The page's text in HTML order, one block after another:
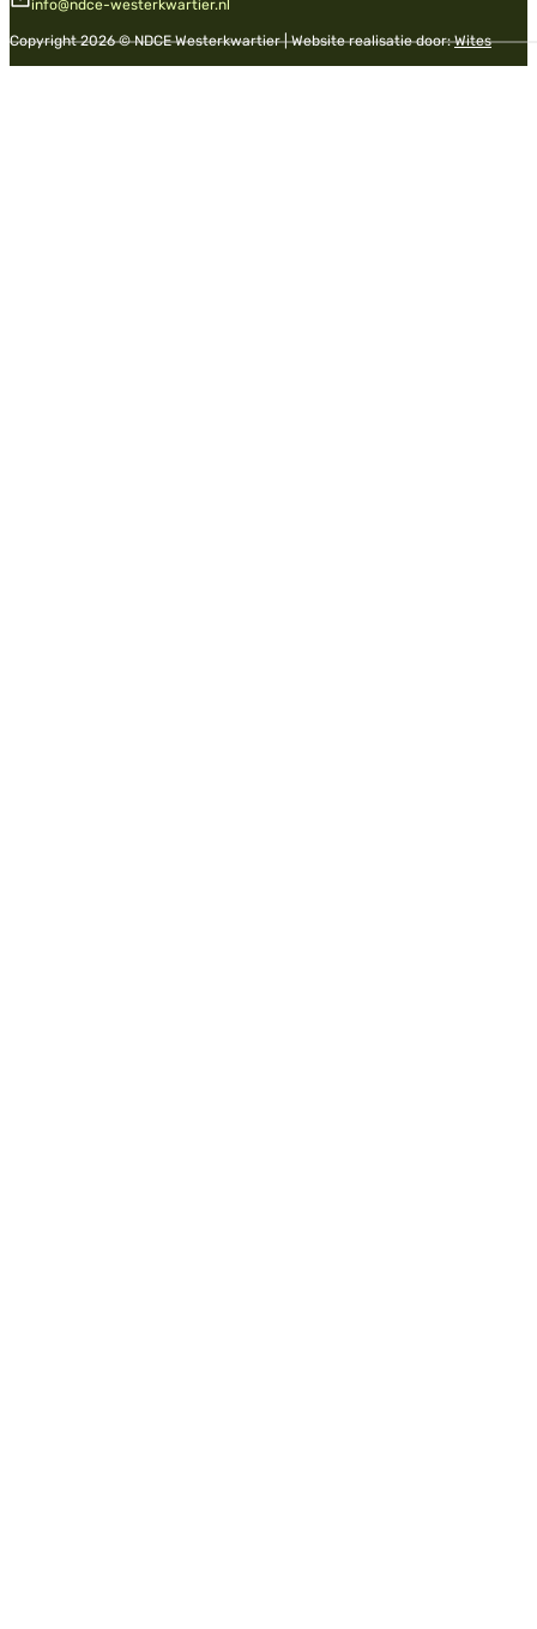
info@ndce-westerkwartier.nl
Copyright 2026 © NDCE Westerkwartier | Website realisatie door:Wites